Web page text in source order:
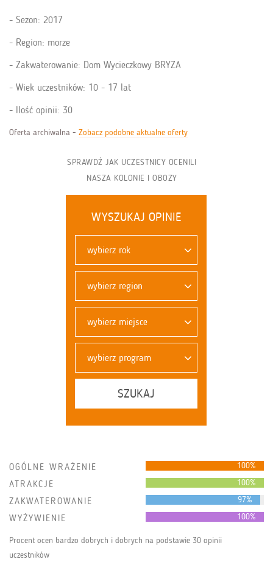
Sezon: 2017
Region: morze
Zakwaterowanie: Dom Wycieczkowy BRYZA
Wiek uczestników: 10 - 17 lat
Ilość opinii: 30
Oferta archiwalna - Zobacz podobne aktualne oferty
SPRAWDŹ JAK UCZESTNICY OCENILI
NASZA KOLONIE I OBOZY
WYSZUKAJ OPINIE
wybierz rok
wybierz region
wybierz miejsce
wybierz program
SZUKAJ
OGÓLNE WRAŻENIE 100%
ATRAKCJE 100%
ZAKWATEROWANIE 97%
WYŻYWIENIE 100%
Procent ocen bardzo dobrych i dobrych na podstawie 30 opinii
uczestników